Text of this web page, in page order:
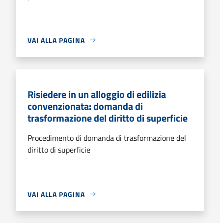
VAI ALLA PAGINA
Risiedere in un alloggio di edilizia
convenzionata: domanda di
trasformazione del diritto di superficie
Procedimento di domanda di trasformazione del
diritto di superficie
VAI ALLA PAGINA